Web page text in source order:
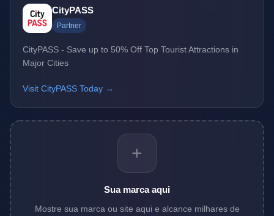
CityPASS
Partner
CityPASS - Save up to 50% Off Top Tourist Attractions in
Major Cities
Visit CityPASS Today →
+
Sua marca aqui
Mostre sua marca ou site aqui e alcance milhares de